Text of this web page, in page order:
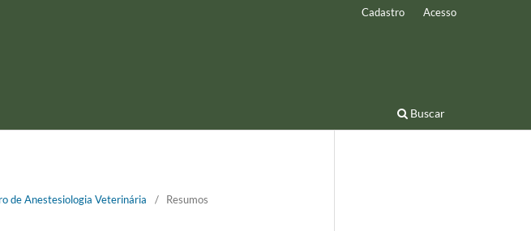
Buscar
Cadastro Acesso
de Anestesiologia Veterinária / Resumos